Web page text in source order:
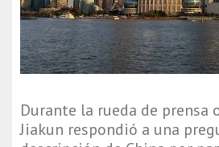
Durante la rueda de prensa
Jiakun respondió a una